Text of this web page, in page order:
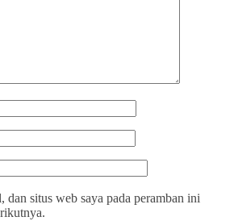
dan situs web saya pada peramban ini